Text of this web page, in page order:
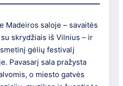
Madeiros saloje – savaitės
skrydžiais iš Vilnius – ir
gėlių festivalį
Pavasarį sala pražysta
o miesto gatvės